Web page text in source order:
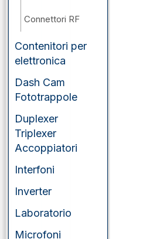
Connettori RF
Contenitori per
elettronica
Dash Cam
Fototrappole
Duplexer
Triplexer
Accoppiatori
Interfoni
Inverter
Laboratorio
Microfoni